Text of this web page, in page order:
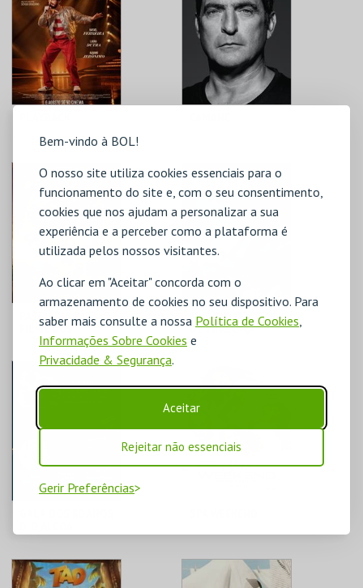
Bem-vindo à BOL!
O nosso site utiliza cookies essenciais para o
funcionamento do site e, com o seu consentimento,
cookies que nos ajudam a personalizar a sua
experiência e a perceber como a plataforma é
utilizada pelos nossos visitantes.
Ao clicar em "Aceitar" concorda com o
armazenamento de cookies no seu dispositivo. Para
saber mais consulte a nossa Política de Cookies
Informações Sobre Cookies e
Privacidade & Segurança.
Aceitar
Rejeitar não essenciais
Gerir Preferências
CINE-TEATRO DE
MAIS INFO
COMPRAR
CINE-TEATRO DE
MAIS INFO
COMPRAR
PATRULHA PATA: O
FILME DOS
DINOSSAUROS
CINE-TEATRO DE
MUTINY: CÓDIGO
DE VINGANÇA
COMPRAR
CINE-TEATRO DE
ALCOBAÇA
CINE-TEATRO DE
ALCOBAÇA